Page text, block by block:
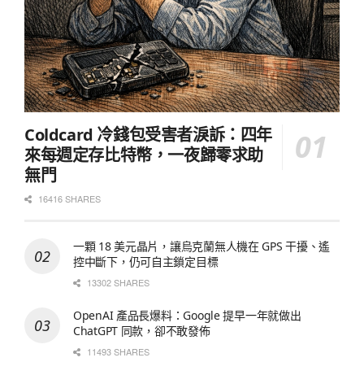
Coldcard 冷錢包受害者淚訴：四年
來每週定存比特幣，一夜歸零求助
無門
16416 SHARES
一顆 18 美元晶片，讓烏克蘭無人機在 GPS 干擾、遙
控中斷下，仍可自主鎖定目標
13302 SHARES
OpenAI 產品長爆料：Google 提早一年就做出
ChatGPT 同款，卻不敢發佈
11493 SHARES